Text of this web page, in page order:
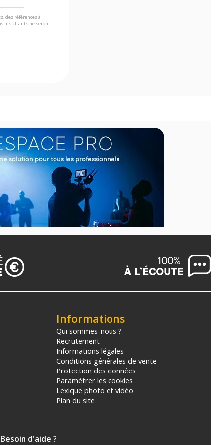
des références à
insultants ne seront
Informations
Qui sommes-nous ?
Recrutement
Informations légales
Conditions générales de vente
Protection des données
Paramétrer les cookies
Lexique photo et vidéo
Plan du site
Besoin d'aide ?